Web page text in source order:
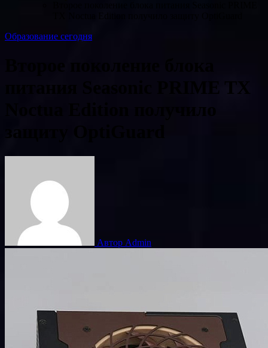
Образование сегодня
питания Seasonic PRIME TX
Автор Admin